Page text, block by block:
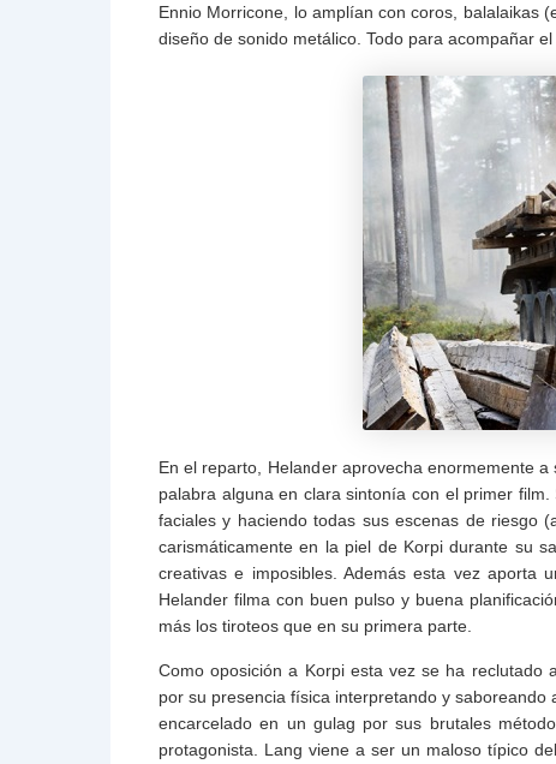
Ennio Morricone, lo amplían con coros, balalaikas
diseño de sonido metálico. Todo para acompañar
En el reparto, Helander aprovecha enormemente a
palabra alguna en clara sintonía con el primer
faciales y haciendo todas sus escenas de riesgo
carismáticamente en la piel de Korpi durante su
creativas e imposibles. Además esta vez aporta
Helander filma con buen pulso y buena
más los tiroteos que en su primera parte.
Como oposición a Korpi esta vez se ha reclutado
por su presencia física interpretando y
encarcelado en un gulag por sus brutales
protagonista. Lang viene a ser un maloso típico